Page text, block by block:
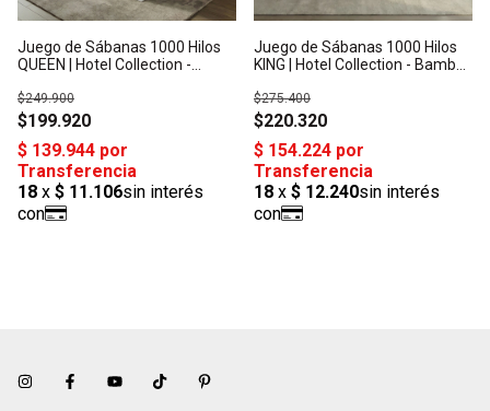
Juego de Sábanas 1000 Hilos
QUEEN | Hotel Collection -
$199.920
$249.900
Juego de Sábanas 1000 Hilos
KING | Hotel Collection - Bambú
$220.320
$275.400